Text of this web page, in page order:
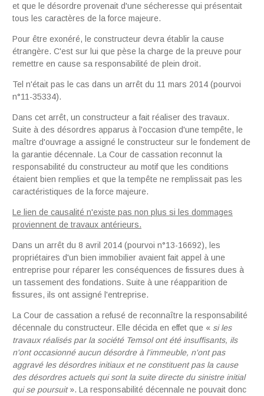
et que le désordre provenait d'une sécheresse qui présentait
tous les caractères de la force majeure.
Pour être exonéré, le constructeur devra établir la cause
étrangère. C'est sur lui que pèse la charge de la preuve pour
remettre en cause sa responsabilité de plein droit.
Tel n'était pas le cas dans un arrêt du 11 mars 2014 (pourvoi
n°11-35334).
Dans cet arrêt, un constructeur a fait réaliser des travaux.
Suite à des désordres apparus à l'occasion d'une tempête, le
maître d'ouvrage a assigné le constructeur sur le fondement de
la garantie décennale. La Cour de cassation reconnut la
responsabilité du constructeur au motif que les conditions
étaient bien remplies et que la tempête ne remplissait pas les
caractéristiques de la force majeure.
Le lien de causalité n'existe pas non plus si les dommages
proviennent de travaux antérieurs.
Dans un arrêt du 8 avril 2014 (pourvoi n°13-16692), les
propriétaires d'un bien immobilier avaient fait appel à une
entreprise pour réparer les conséquences de fissures dues à
un tassement des fondations. Suite à une réapparition de
fissures, ils ont assigné l'entreprise.
La Cour de cassation a refusé de reconnaître la responsabilité
décennale du constructeur. Elle décida en effet que « siles
travaux réalisés par la société Temsol ont été insuffisants, ils
n'ont occasionné aucun désordre à l'immeuble, n'ont pas
aggravé les désordres initiaux etne constituent pas la cause
des désordres actuels quisont la suite directe du sinistre initial
quise poursuit». La responsabilité décennale ne pouvait donc